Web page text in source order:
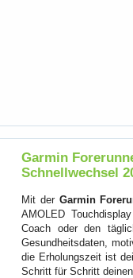
Garmin
Schnellwechsel
Mit der Garmin
AMOLED
Coach oder den
Gesundheitsdaten,
die Erholungszeit ist
Schritt für Schritt